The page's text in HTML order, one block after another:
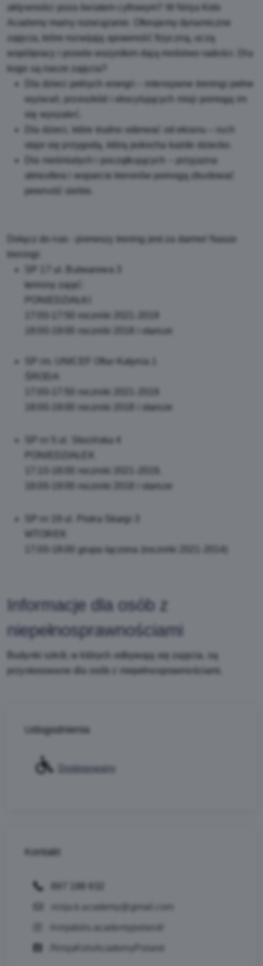
aktywności poza światem cyfrowym? W Ninja Kids
Academy mamy rozwiązanie. Oferujemy dynamiczne
zajęcia, które rozwijają sprawność fizyczną, uczą
współpracy i przede wszystkim dają mnóstwo radości. Dla
kogo są nasze zajęcia?
Dla dzieci pełnych energii – intensywne treningi pełne
wyzwań, przeszkód i ekscytujących misji pomogą im
się wyszaleć.
Dla dzieci, które trudno oderwać od ekranu – ruch
staje się przygodą, którą pokocha każde dziecko.
Dla nieśmiałych i początkujących – przyjazna
atmosfera i wsparcie trenerów pomogą zbudować
pewność siebie.
Dołącz do nas - pierwszy trening jest za darmo! Nasze
treningi:
SP 17 ul. Bulwarowa 3
terminy zajęć:
17:00-17:50 roczniki 2021-2019
18:00-19:00 roczniki 2018 i starsze
SP im. UNICEF Ofiar Katynia 1
17:00-17:50 roczniki 2021-2019
18:00-19:00 roczniki 2018 i starsze
SP nr 5 ul. Słocińska 4
17:10-18:00 roczniki 2021-2019,
18:00-19:00 roczniki 2018 i starsze
SP nr 19 ul. Piotra Skargi 3
17:00-18:00 grupa łączona (roczniki 2021-2014)
Informacje dla osób z
niepełnosprawnościami
Budynki szkół, w których odbywają się zajęcia, są
przystosowane dla osób z niepełnosprawnościami.
Udogodnienia
Dostosowany
Kontakt
ninja.k.academy@gmail.com
/ninjakids.academypoland/
/NinjaKidsAcademyPoland